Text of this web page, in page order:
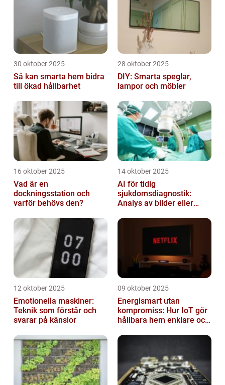
30 oktober 2025
Så kan smarta hem bidra
till ökad hållbarhet
28 oktober 2025
DIY: Smarta speglar,
lampor och möbler
16 oktober 2025
Vad är en
dockningsstation och
varför behövs den?
14 oktober 2025
AI för tidig
sjukdomsdiagnostik:
Analys av bilder eller
12 oktober 2025
Emotionella maskiner:
Teknik som förstår och
svarar på känslor
09 oktober 2025
Energismart utan
kompromiss: Hur IoT gör
hållbara hem enklare och